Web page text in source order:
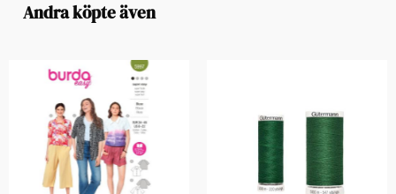
Andra köpte även